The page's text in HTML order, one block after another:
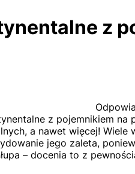
z
z pojemnikiem na
a nawet więcej!
jego zaleta,
– docenia to z